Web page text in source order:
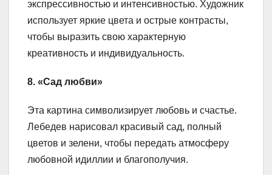
экспрессивностью и интенсивностью. Художник
использует яркие цвета и острые контрасты,
чтобы выразить свою характерную
креативность и индивидуальность.
8. «Сад любви»
Эта картина символизирует любовь и счастье.
Лебедев нарисовал красивый сад, полный
цветов и зелени, чтобы передать атмосферу
любовной идиллии и благополучия.